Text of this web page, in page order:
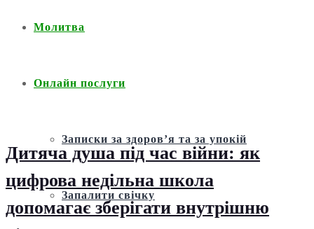
Молитва
Онлайн послуги
Записки за здоров’я та за упокій
Запалити свічку
Дитяча душа під час війни: як
цифрова недільна школа
допомагає зберігати внутрішню